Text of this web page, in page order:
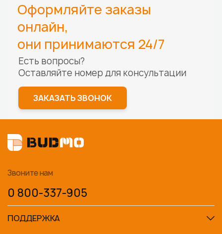
Оформляйте заказы
онлайн,
они принимаются 24/7
Есть вопросы?
Оставляйте номер для консультации
ЗАКАЗАТЬ ЗВОНОК
Звоните нам
0 800-337-905
ПОДДЕРЖКА